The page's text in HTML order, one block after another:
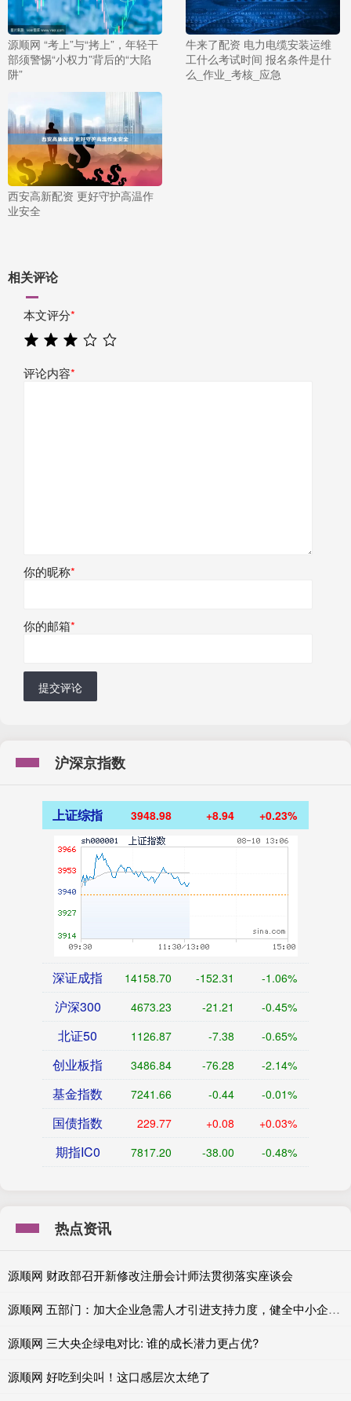
源顺网 “考上”与“拷上”，年轻干
部须警惕“小权力”背后的“大陷
阱”
牛来了配资 电力电缆安装运维
工什么考试时间 报名条件是什
么_作业_考核_应急
西安高新配资 更好守护高温作
业安全
相关评论
本文评分*
评论内容*
你的昵称*
你的邮箱*
提交评论
沪深京指数
上证综指 3948.98 +8.94 +0.23%
深证成指 14158.70 -152.31 -1.06%
沪深300 4673.23 -21.21 -0.45%
北证50 1126.87 -7.38 -0.65%
创业板指 3486.84 -76.28 -2.14%
基金指数 7241.66 -0.44 -0.01%
国债指数 229.77 +0.08 +0.03%
期指IC0 7817.20 -38.00 -0.48%
热点资讯
源顺网 财政部召开新修改注册会计师法贯彻落实座谈会
源顺网 五部门：加大企业急需人才引进支持力度，健全中小企业人才激励机制
源顺网 三大央企绿电对比: 谁的成长潜力更占优?
源顺网 好吃到尖叫！这口感层次太绝了